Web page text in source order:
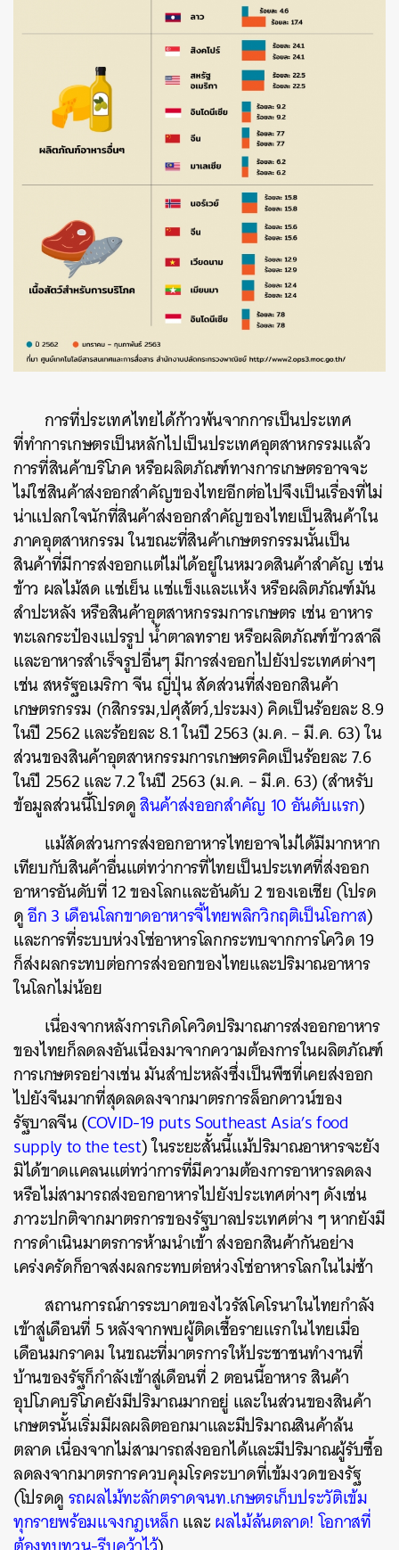
การที่ประเทศไทยได้ก้าวพ้นจากการเป็นประเทศ
ที่ทำการเกษตรเป็นหลักไปเป็นประเทศอุตสาหกรรมแล้ว
การที่สินค้าบริโภค หรือผลิตภัณฑ์ทางการเกษตรอาจจะ
ไม่ใช่สินค้าส่งออกสำคัญของไทยอีกต่อไปจึงเป็นเรื่องที่ไม่
น่าแปลกใจนักที่สินค้าส่งออกสำคัญของไทยเป็นสินค้าใน
ภาคอุตสาหกรรม ในขณะที่สินค้าเกษตรกรรมนั้นเป็น
สินค้าที่มีการส่งออกแต่ไม่ได้อยู่ในหมวดสินค้าสำคัญ เช่น
ข้าว ผลไม้สด แช่เย็น แช่แข็งและแห้ง หรือผลิตภัณฑ์มัน
สำปะหลัง หรือสินค้าอุตสาหกรรมการเกษตร เช่น อาหาร
ทะเลกระป๋องแปรรูป น้ำตาลทราย หรือผลิตภัณฑ์ข้าวสาลี
และอาหารสำเร็จรูปอื่นๆ มีการส่งออกไปยังประเทศต่างๆ
เช่น สหรัฐอเมริกา จีน ญี่ปุ่น สัดส่วนที่ส่งออกสินค้า
เกษตรกรรม (กสิกรรม,ปศุสัตว์,ประมง) คิดเป็นร้อยละ 8.9
ในปี 2562 และร้อยละ 8.1 ในปี 2563 (ม.ค. – มี.ค. 63) ใน
ส่วนของสินค้าอุตสาหกรรมการเกษตรคิดเป็นร้อยละ 7.6
ในปี 2562 และ 7.2 ในปี 2563 (ม.ค. – มี.ค. 63) (สำหรับ
ข้อมูลส่วนนี้โปรดดูสินค้าส่งออกสำคัญ 10 อันดับแรก)
แม้สัดส่วนการส่งออกอาหารไทยอาจไม่ได้มีมากหาก
เทียบกับสินค้าอื่นแต่ทว่าการที่ไทยเป็นประเทศที่ส่งออก
อาหารอันดับที่ 12 ของโลกและอันดับ 2 ของเอเชีย (โปรด
ดูอีก 3 เดือนโลกขาดอาหารจี้ไทยพลิกวิกฤติเป็นโอกาส)
และการที่ระบบห่วงโซ่อาหารโลกกระทบจากการโควิด 19
ก็ส่งผลกระทบต่อการส่งออกของไทยและปริมาณอาหาร
ในโลกไม่น้อย
เนื่องจากหลังการเกิดโควิดปริมาณการส่งออกอาหาร
ของไทยก็ลดลงอันเนื่องมาจากความต้องการในผลิตภัณฑ์
การเกษตรอย่างเช่น มันสำปะหลังซึ่งเป็นพืชที่เคยส่งออก
ไปยังจีนมากที่สุดลดลงจากมาตรการล็อกดาวน์ของ
รัฐบาลจีน (COVID-19 puts Southeast Asia’s food
supply to the test)ในระยะสั้นนี้แม้ปริมาณอาหารจะยัง
มิได้ขาดแคลนแต่ทว่าการที่มีความต้องการอาหารลดลง
หรือไม่สามารถส่งออกอาหารไปยังประเทศต่างๆ ดังเช่น
ภาวะปกติจากมาตรการของรัฐบาลประเทศต่าง ๆ หากยังมี
การดำเนินมาตรการห้ามนำเข้า ส่งออกสินค้ากันอย่าง
เคร่งครัดก็อาจส่งผลกระทบต่อห่วงโซ่อาหารโลกในไม่ช้า
สถานการณ์การระบาดของไวรัสโคโรนาในไทยกำลัง
เข้าสู่เดือนที่ 5 หลังจากพบผู้ติดเชื้อรายแรกในไทยเมื่อ
เดือนมกราคม ในขณะที่มาตรการให้ประชาชนทำงานที่
บ้านของรัฐก็กำลังเข้าสู่เดือนที่ 2 ตอนนี้อาหาร สินค้า
อุปโภคบริโภคยังมีปริมาณมากอยู่ และในส่วนของสินค้า
เกษตรนั้นเริ่มมีผลผลิตออกมาและมีปริมาณสินค้าล้น
ตลาด เนื่องจากไม่สามารถส่งออกได้และมีปริมาณผู้รับซื้อ
ลดลงจากมาตรการควบคุมโรคระบาดที่เข้มงวดของรัฐ
(โปรดดูรถผลไม้ทะลักตราดจนท.เกษตรเก็บประวัติเข้ม
ทุกรายพร้อมแจงกฎเหล็กและผลไม้ล้นตลาด! โอกาสที่
ค้นหา
SHARE TWEET LINE EMAIL